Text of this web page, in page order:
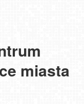
miasta